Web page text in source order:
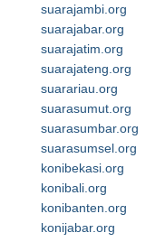
suarajambi.org
suarajabar.org
suarajatim.org
suarajateng.org
suarariau.org
suarasumut.org
suarasumbar.org
suarasumsel.org
konibekasi.org
konibali.org
konibanten.org
konijabar.org